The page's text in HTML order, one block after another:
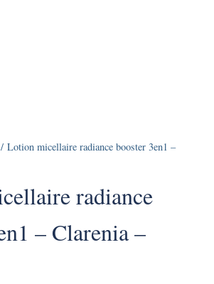
/ Lotion micellaire radiance booster 3en1 –
radiance
– Clarenia –